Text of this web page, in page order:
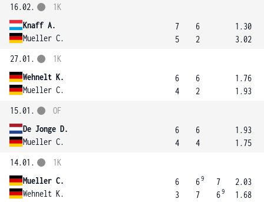
16.02.
Knaff A.
Mueller C.
1K
7
5
6
2
1.30
3.02
27.01.
Wehnelt K.
Mueller C.
1K
6
4
6
2
1.76
1.93
15.01.
De Jonge D.
Mueller C.
OF
6
4
6
4
1.93
1.75
14.01.
Mueller C.
Wehnelt K.
1K
6
3
69
7
7
69
2.03
1.68